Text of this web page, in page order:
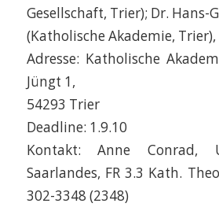
Gesellschaft, Trier); Dr. Hans-
(Katholische Akademie,
Adresse: Katholische
Jüngt 1,
54293 Trier
Deadline: 1.9.10
Kontakt: Anne Conrad,
Saarlandes, FR 3.3 Kath.
302-3348 (2348)